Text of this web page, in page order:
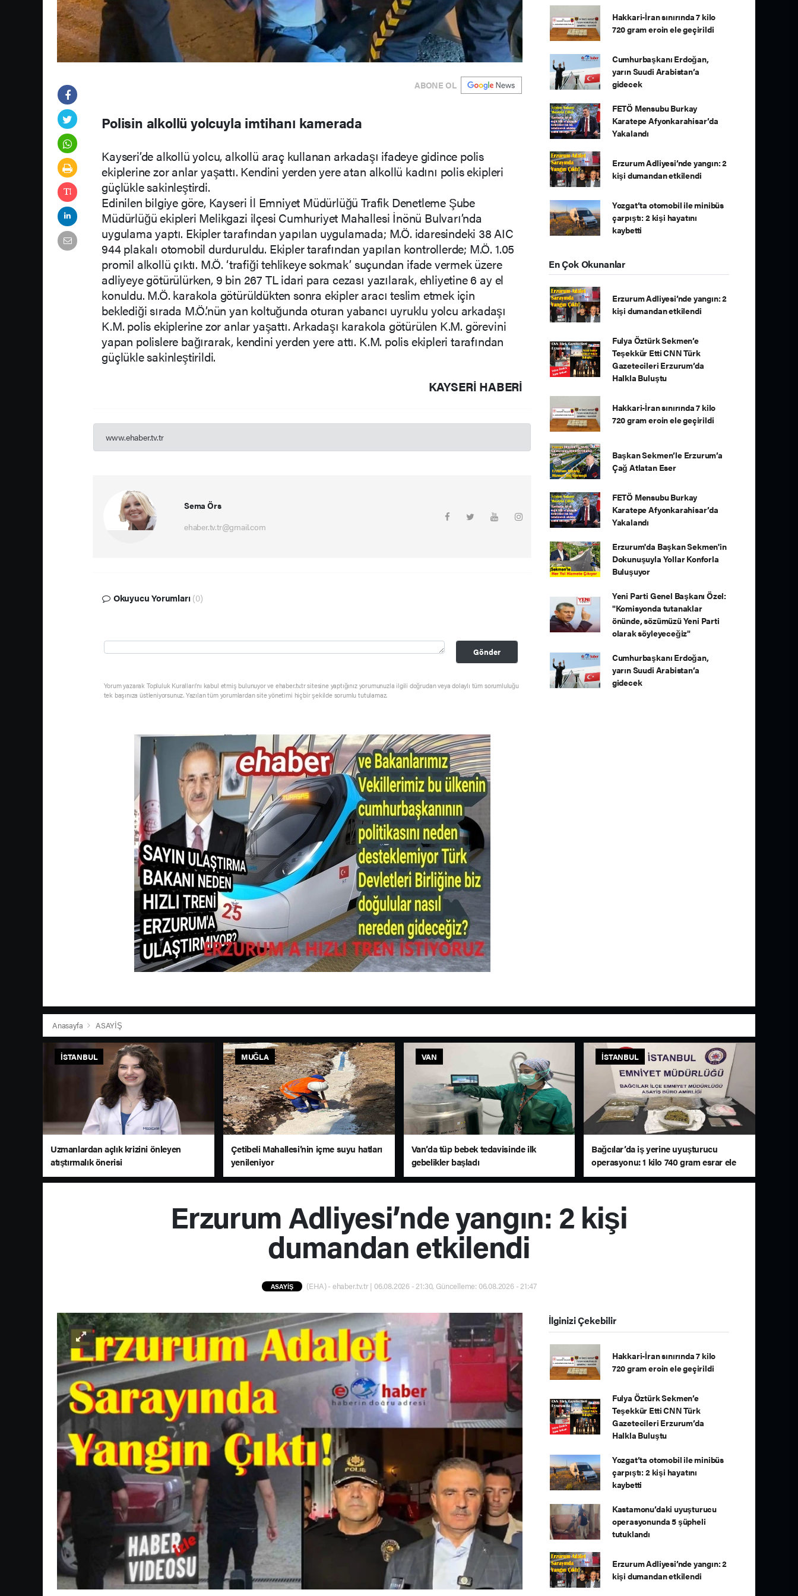
ABONE OL
Polisin alkollü yolcuyla imtihanı kamerada
Kayseri’de alkollü yolcu, alkollü araç kullanan arkadaşı ifadeye gidince polis
ekiplerine zor anlar yaşattı. Kendini yerden yere atan alkollü kadını polis ekipleri
güçlükle sakinleştirdi.
Edinilen bilgiye göre, Kayseri İl Emniyet Müdürlüğü Trafik Denetleme Şube
Müdürlüğü ekipleri Melikgazi ilçesi Cumhuriyet Mahallesi İnönü Bulvarı’nda
uygulama yaptı. Ekipler tarafından yapılan uygulamada; M.Ö. idaresindeki 38 AIC
944 plakalı otomobil durduruldu. Ekipler tarafından yapılan kontrollerde; M.Ö. 1.05
promil alkollü çıktı. M.Ö. ‘trafiği tehlikeye sokmak’ suçundan ifade vermek üzere
adliyeye götürülürken, 9 bin 267 TL idari para cezası yazılarak, ehliyetine 6 ay el
konuldu. M.Ö. karakola götürüldükten sonra ekipler aracı teslim etmek için
beklediği sırada M.Ö.’nün yan koltuğunda oturan yabancı uyruklu yolcu arkadaşı
K.M. polis ekiplerine zor anlar yaşattı. Arkadaşı karakola götürülen K.M. görevini
yapan polislere bağırarak, kendini yerden yere attı. K.M. polis ekipleri tarafından
güçlükle sakinleştirildi.
KAYSERI HABERİ
www.ehaber.tv.tr
Sema Örs
ehaber.tv.tr@gmail.com
Okuyucu Yorumları (0)
Gönder
Yorum yazarak Topluluk Kuralları’nı kabul etmiş bulunuyor ve ehaber.tv.tr sitesine yaptığınız yorumunuzla ilgili doğrudan veya dolaylı tüm sorumluluğu
tek başınıza üstleniyorsunuz. Yazılan tüm yorumlardan site yönetimi hiçbir şekilde sorumlu tutulamaz.
Hakkari-İran sınırında 7 kilo
720 gram eroin ele geçirildi
Cumhurbaşkanı Erdoğan,
yarın Suudi Arabistan’a
gidecek
FETÖ Mensubu Burkay
Karatepe Afyonkarahisar’da
Yakalandı
Erzurum Adliyesi’nde yangın: 2
kişi dumandan etkilendi
Yozgat’ta otomobil ile minibüs
çarpıştı: 2 kişi hayatını
kaybetti
En Çok Okunanlar
Erzurum Adliyesi’nde yangın: 2
kişi dumandan etkilendi
Fulya Öztürk Sekmen’e
Teşekkür Etti CNN Türk
Gazetecileri Erzurum’da
Halkla Buluştu
Hakkari-İran sınırında 7 kilo
720 gram eroin ele geçirildi
Başkan Sekmen’le Erzurum’a
Çağ Atlatan Eser
FETÖ Mensubu Burkay
Karatepe Afyonkarahisar’da
Yakalandı
Erzurum'da Başkan Sekmen'in
Dokunuşuyla Yollar Konforla
Buluşuyor
Yeni Parti Genel Başkanı Özel:
"Komisyonda tutanaklar
önünde, sözümüzü Yeni Parti
olarak söyleyeceğiz"
Cumhurbaşkanı Erdoğan,
yarın Suudi Arabistan’a
gidecek
Anasayfa ASAYİŞ
İSTANBUL
Uzmanlardan açlık krizini önleyen
atıştırmalık önerisi
MUĞLA
Çetibeli Mahallesi’nin içme suyu hatları
yenileniyor
VAN
Van’da tüp bebek tedavisinde ilk
gebelikler başladı
İSTANBUL
Bağcılar’da iş yerine uyuşturucu
operasyonu: 1 kilo 740 gram esrar ele
geçirildi
Erzurum Adliyesi’nde yangın: 2 kişi
dumandan etkilendi
ASAYİŞ (EHA) - ehaber.tv.tr | 06.08.2026 - 21:30, Güncelleme: 06.08.2026 - 21:47
İlginizi Çekebilir
Hakkari-İran sınırında 7 kilo
720 gram eroin ele geçirildi
Fulya Öztürk Sekmen’e
Teşekkür Etti CNN Türk
Gazetecileri Erzurum’da
Halkla Buluştu
Yozgat’ta otomobil ile minibüs
çarpıştı: 2 kişi hayatını
kaybetti
Kastamonu’daki uyuşturucu
operasyonunda 5 şüpheli
tutuklandı
Erzurum Adliyesi’nde yangın: 2
kişi dumandan etkilendi